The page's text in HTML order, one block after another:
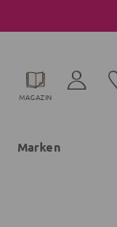
MAGAZIN
Marken